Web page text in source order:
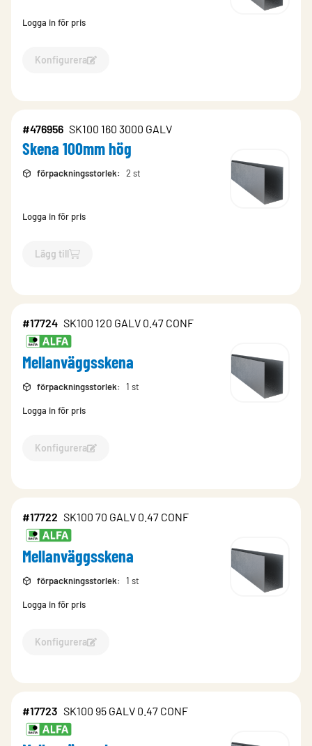
Logga in för pris
Konfigurera
Konfigurera Mellanväggsskena-17726
#476956 SK100 160 3000 GALV
Skena 100mm hög
förpackningsstorlek: 2 st
Logga in för pris
Lägg till
`$Lägg till
#17724 SK100 120 GALV 0.47 CONF
Mellanväggsskena
förpackningsstorlek: 1 st
Logga in för pris
Konfigurera
Konfigurera Mellanväggsskena-17724
#17722 SK100 70 GALV 0.47 CONF
Mellanväggsskena
förpackningsstorlek: 1 st
Logga in för pris
Konfigurera
Konfigurera Mellanväggsskena-17722
#17723 SK100 95 GALV 0.47 CONF